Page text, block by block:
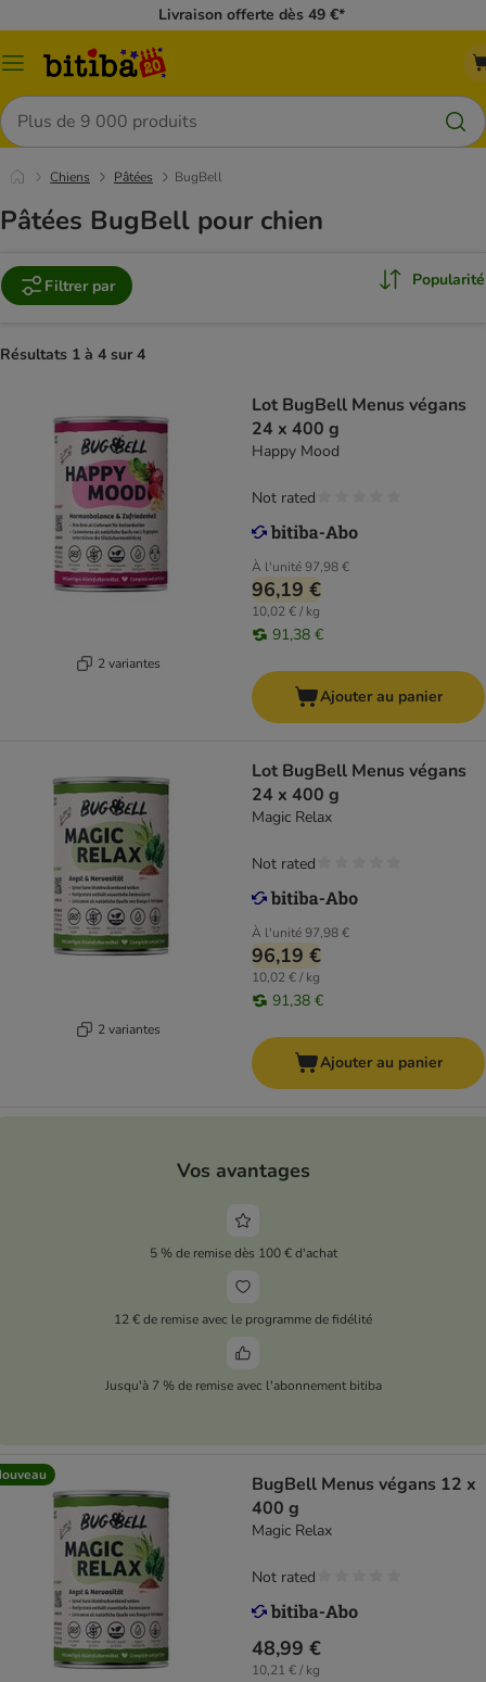
Livraison offerte dès 49 €*
Menu
Rechercher
Chiens Pâtées BugBell
Pâtées BugBell pour chien
Filtrer par Popularité
Résultats 1 à 4 sur 4
2 variantes
Lot BugBell Menus végans
24 x 400 g
Happy Mood
À l'unité97,98 €
96,19 €
10,02 € / kg
91,38 €
Not rated
Ajouter au panier
2 variantes
Lot BugBell Menus végans
24 x 400 g
Magic Relax
À l'unité97,98 €
96,19 €
10,02 € / kg
91,38 €
Not rated
Ajouter au panier
Vos avantages
5 % de remise dès 100 € d'achat
12 € de remise avec le programme de fidélité
Jusqu'à 7 % de remise avec l'abonnement bitiba
BugBell Menus végans 12 x
400 g
Magic Relax
48,99 €
10,21 € / kg
Not rated